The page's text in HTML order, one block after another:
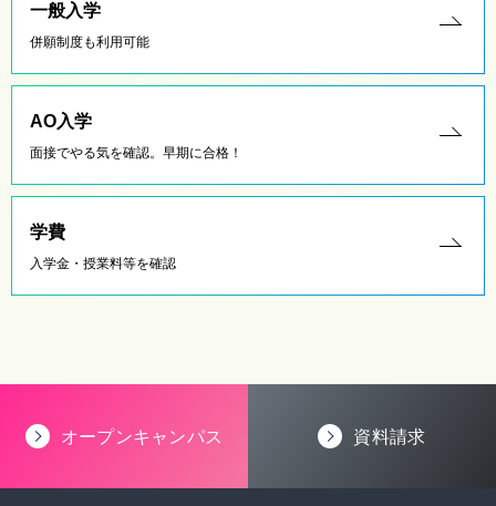
一般入学
併願制度も利用可能
AO入学
面接でやる気を確認。早期に合格！
学費
入学金・授業料等を確認
オープンキャンパス 資料請求